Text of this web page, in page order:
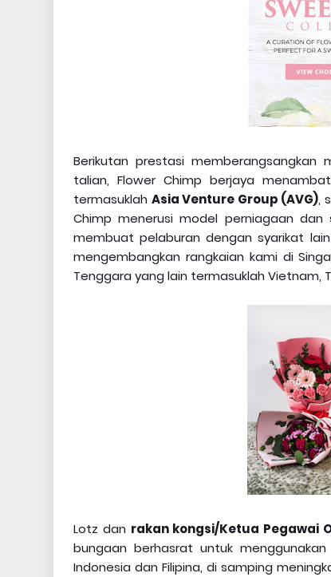
Berikutan prestasi
talian, Flower Chimp berjaya
termasuklah Asia Venture Group (AVG),
Chimp menerusi model perniagaan
membuat pelaburan dengan syarikat
mengembangkan rangkaian kami di
Tenggara yang lain termasuklah Vietnam,
Lotz dan rakan kongsi/Ketua Pegawai
bungaan berhasrat untuk
Indonesia dan Filipina, di samping